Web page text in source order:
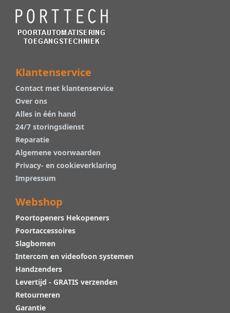
Klantenservice
Contact met klantenservice
Over ons
Alles in één hand
24/7 storingsdienst
Reparatie
Algemene voorwaarden
Privacy- en cookieverklaring
Impressum
Webshop
Poortopeners Hekopeners
Poortaccessoires
Slagbomen
Intercom en videofoon systemen
Handzenders
Levertijd - GRATIS verzenden
Retourneren
Garantie